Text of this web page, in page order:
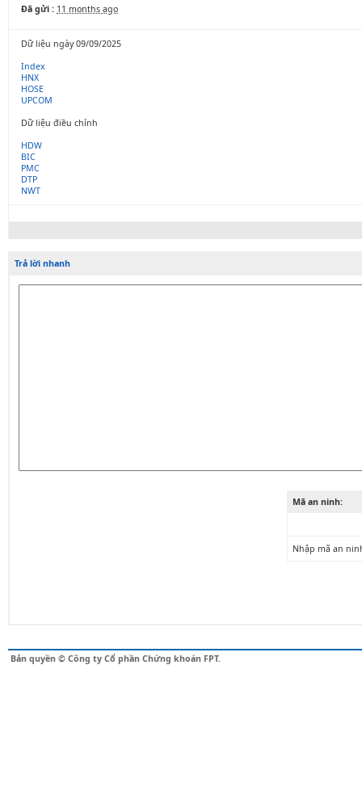
Đã gửi : 11 months ago
Dữ liệu ngày 09/09/2025
Index
HNX
HOSE
UPCOM
Dữ liệu điều chỉnh
HDW
BIC
PMC
DTP
NWT
Trả lời nhanh
Mã an ninh:
Nhập mã an
Bản quyền © Công ty Cổ phần Chứng khoán FPT.